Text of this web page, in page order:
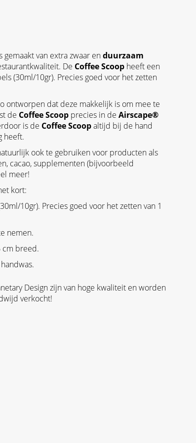
gemaakt van extra zwaar enduurzaam
De Coffee Scoop heeft een
(30ml/10gr). Precies goed voor het zetten
ontworpen dat deze makkelijk is om mee te
de Coffee Scoop precies in de Airscape®
is de Coffee Scoopaltijd bij de hand
heeft.
ook te gebruiken voor producten als
cacao, supplementen (bijvoorbeeld
meer!
kort:
10gr). Precies goed voor het zetten van 1
nemen.
cm breed.
Design zijn van hoge kwaliteit en worden
verkocht!